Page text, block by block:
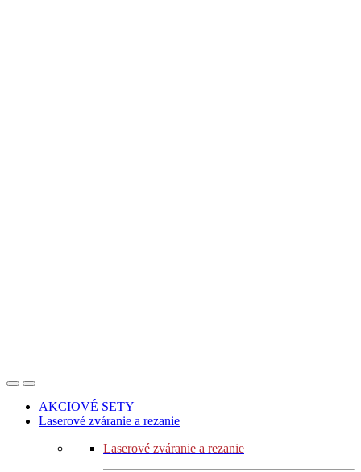
AKCIOVÉ SETY
Laserové zváranie a rezanie
Laserové zváranie a rezanie